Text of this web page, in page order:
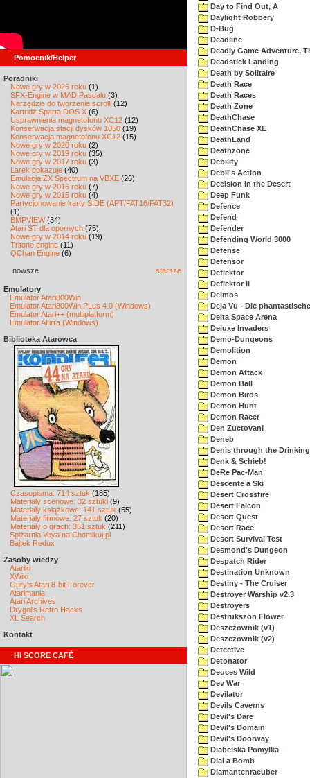
Pomocnik/Helper
Poradniki
Nowe gry w 2026 roku (1)
SFX-Engine w MAD Pascalu (3)
Narzędzie do tworzenia scrolli (12)
Kartridż Sparta DOS X (6)
Usprawnienia magnetofonu XC12 (12)
Konserwacja stacji dysków 1050 (19)
Konserwacja magnetofonu XC12 (15)
Nowe gry w 2020 roku (2)
Nowe gry w 2019 roku (35)
Nowe gry w 2017 roku (3)
Larek pokazuje (40)
Emulacja ZX Spectrum na VBXE (26)
Nowe gry w 2016 roku (7)
Nowe gry w 2015 roku (4)
Partycjonowanie karty SIDE (APT/FAT16/FAT32)
(1)
BMPVIEW(34)
Atari ST dla opornych (75)
Nowe gry w 2014 roku (19)
Tritone engine (11)
QChan Engine (6)
nowsze starsze
Emulatory
Emulator Atari800Win
Emulator Atari800Win PLus 4.0 (Windows)
Emulator Atari++ (multiplatform)
Emulator Altirra (Windows)
Biblioteka Atarowca
Czasopisma: 714 sztuk (185)
Materiały scenowe: 32 sztuki (9)
Materiały książkowe: 141 sztuk (55)
Materiały firmowe: 27 sztuk (20)
Materiały o grach: 351 sztuk (211)
Spiżarnia Voya na Chomikuj.pl
Bajtek Redux
Zasoby wiedzy
Atariki
XWiki
Gury's Atari 8-bit Forever
Atarimania
Atari Archives
Drygol's Retro Hacks
XL Search
Kontakt
HI SCORE CAFÉ
Day to Find Out, A
Daylight Robbery
D-Bug
Deadline
Deadly Game Adventure,
Deadstick Landing
Death by Solitaire
Death Race
Death Races
Death Zone
DeathChase
DeathChase XE
DeathLand
Deathzone
Debility
Debil's Action
Decision in the Desert
Deep Funk
Defence
Defend
Defender
Defending World 3000
Defense
Defensor
Deflektor
Deflektor II
Deimos
Deja Vu - Die
Delta Space Arena
Deluxe Invaders
Demo-Dungeons
Demolition
Demon
Demon Attack
Demon Ball
Demon Birds
Demon Hunt
Demon Racer
Den Zuctovani
Deneb
Denis through the
Denk & Schieb!
DeRe Pac-Man
Descente a Ski
Desert Crossfire
Desert Falcon
Desert Quest
Desert Race
Desert Survival Test
Desmond's Dungeon
Despatch Rider
Destination Unknown
Destiny - The Cruiser
Destroyer Warship v2.3
Destroyers
Destrukszon Flower
Deszczownik (v1)
Deszczownik (v2)
Detective
Detonator
Deuces Wild
Dev War
Devilator
Devils Caverns
Devil's Dare
Devil's Domain
Devil's Doorway
Diabelska Pomylka
Dial a Bomb
Diamantenraeuber